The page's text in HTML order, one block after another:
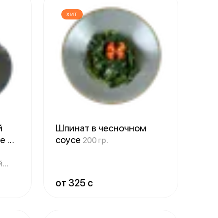
ХИТ
Шпинат в чесночном
соусе 200 гр.
от 325 c